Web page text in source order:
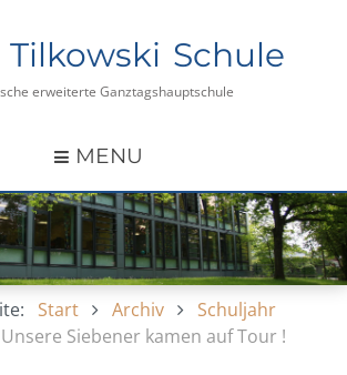
Tilkowski Schule
erweiterte Ganztagshauptschule
MENU
Start Archiv
Schuljahr
Unsere Siebener kamen auf Tour !